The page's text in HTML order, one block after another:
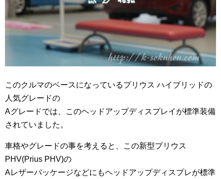
このクルマのベースになっているプリウス ハイブリッドの
人気グレードの
Aグレードでは、このヘッドアップディスプレイが標準装備
されていました。
車格やグレードの事を考えると、この新型プリウス
PHV(Prius PHV)の
Aレザーパッケージなどにもヘッドアップディスプレが標準